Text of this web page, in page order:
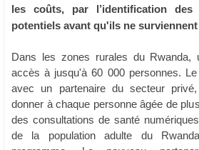
les coûts, par l’identification des
potentiels avant qu'ils ne
Dans les zones rurales du Rwanda,
accès à jusqu'à 60 000 personnes.
avec un partenaire du secteur
donner à chaque personne âgée de
des consultations de santé
de la population adulte du